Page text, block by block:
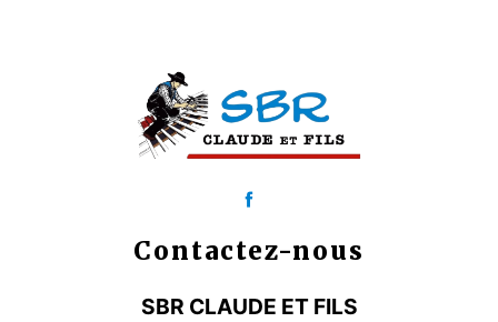
Contactez-nous
SBR CLAUDE ET FILS